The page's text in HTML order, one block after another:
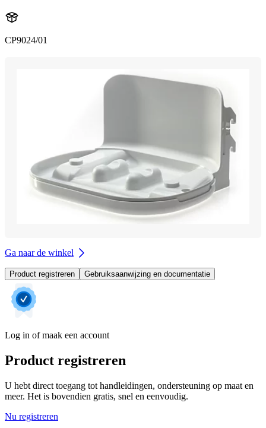
CP9024/01
Ga naar de winkel
Product registreren Gebruiksaanwijzing en documentatie
Log in of maak een account
Product registreren
U hebt direct toegang tot handleidingen, ondersteuning op maat en
meer. Het is bovendien gratis, snel en eenvoudig.
Nu registreren